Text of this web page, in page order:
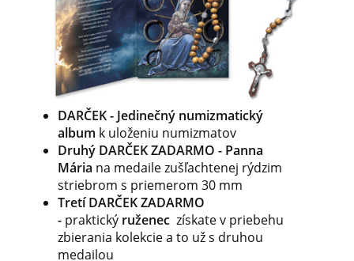
DARČEK - Jedinečný numizmatický
album k uloženiu numizmatov
Druhý DARČEK ZADARMO - Panna
Mária na medaile zušľachtenej rýdzim
striebrom s priemerom 30 mm
Tretí DARČEK ZADARMO
- praktický ruženec získate v priebehu
zbierania kolekcie a to už s druhou
medailou